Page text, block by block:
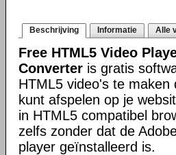
Beschrijving Informatie Alle
Free HTML5 Video
Converter is gratis
HTML5 video's te maken
kunt afspelen op je
in HTML5 compatibel
zelfs zonder dat de
player geïnstalleerd is.